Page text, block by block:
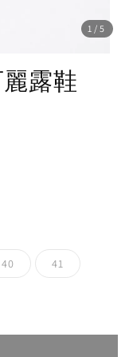
1 /5
麗露鞋
40 41